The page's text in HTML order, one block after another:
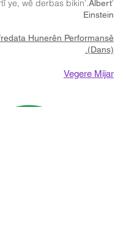
'Aferînerî vegirtî ye, wê derbas bikin'.
Albert
Einstein
Hunerên Performansê
(Dans).
Vegere Mijar